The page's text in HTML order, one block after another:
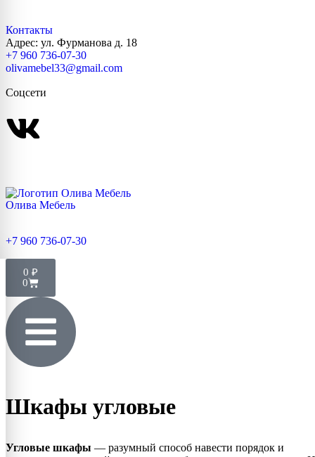
Контакты
Адрес: ул. Фурманова д. 18
+7 960 736-07-30
olivamebel33@gmail.com
Соцсети
Олива Мебель
+7 960 736-07-30
0 ₽
0
Шкафы угловые
Угловые шкафы — разумный способ навести порядок и